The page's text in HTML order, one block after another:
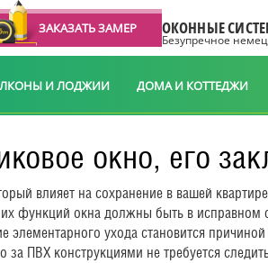
ЗАКАЗАТЬ ЗАМЕР ОКОННЫЕ
Безупречное
И ЛОДЖИИ ДОМА И КОТТЕДЖИ
окно, его
влияет на сохранение в вашей
функций окна должны быть в исправном
элементарного ухода становится
ПВХ конструкциями не требуется